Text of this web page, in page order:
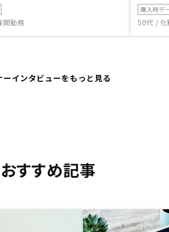
関勤務
購入時デ
50代 / 化
ーインタビューをもっと見る
すすめ記事